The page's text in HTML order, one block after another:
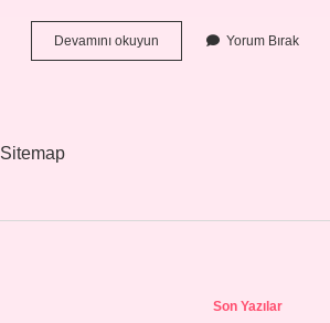
Devamını okuyun Süspansiyon
Sıvı
Yorum Bırak
Sitemap
Son Yazılar